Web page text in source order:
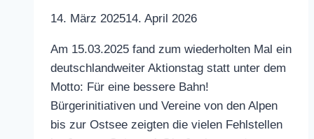
14. März 202514. April 2026
Am 15.03.2025 fand zum wiederholten Mal ein
deutschlandweiter Aktionstag statt unter dem
Motto: Für eine bessere Bahn!
Bürgerinitiativen und Vereine von den Alpen
bis zur Ostsee zeigten die vielen Fehlstellen